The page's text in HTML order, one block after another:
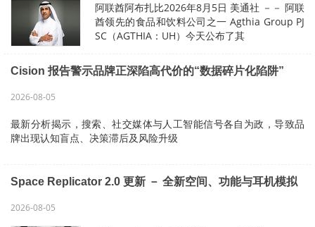
阿联酋阿布扎比2026年8月5日 美通社 －－ 阿联
酋领先的食品和饮料公司之一 Agthia Group PJ
SC（AGTHIA：UH）今天公布了其
其多年转型计划带来的深远影响：现金流创…
Cision 报告警示品牌正深陷高代价的“数据碎片化陷阱”
2026-08-05
最新分析揭示，搜索、社交媒体与人工智能信号各自为政，导致品
牌出现认知盲点、决策滞后及风险升级
导者 Cision 今日发布全新报告《数据碎片化陷阱：为何更多数据无
Space Replicator 2.0 更新 － 全新空间、功能与耳机模拟
2026-08-05